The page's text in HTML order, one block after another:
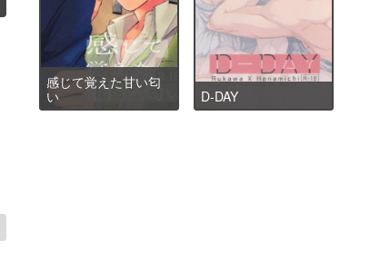
感じて覚えた甘い匂
い
D-DAY